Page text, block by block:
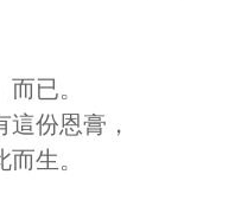
已。
份恩膏，
生。